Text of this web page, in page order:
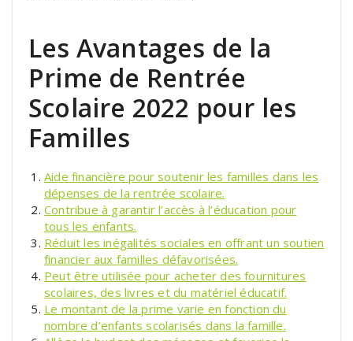
Les Avantages de la
Prime de Rentrée
Scolaire 2022 pour les
Familles
Aide financière pour soutenir les familles dans les
dépenses de la rentrée scolaire.
Contribue à garantir l’accès à l’éducation pour
tous les enfants.
Réduit les inégalités sociales en offrant un soutien
financier aux familles défavorisées.
Peut être utilisée pour acheter des fournitures
scolaires, des livres et du matériel éducatif.
Le montant de la prime varie en fonction du
nombre d’enfants scolarisés dans la famille.